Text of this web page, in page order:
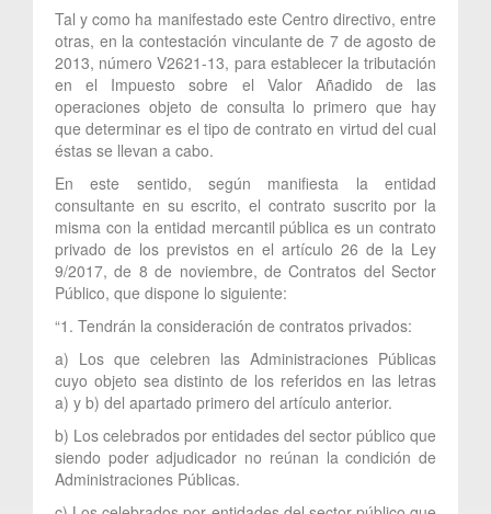
Tal y como ha manifestado este Centro directivo, entre
otras, en la contestación vinculante de 7 de agosto de
2013, número V2621-13, para establecer la tributación
en el Impuesto sobre el Valor Añadido de las
operaciones objeto de consulta lo primero que hay
que determinar es el tipo de contrato en virtud del cual
éstas se llevan a cabo.
En este sentido, según manifiesta la entidad
consultante en su escrito, el contrato suscrito por la
misma con la entidad mercantil pública es un contrato
privado de los previstos en el artículo 26 de la Ley
9/2017, de 8 de noviembre, de Contratos del Sector
Público, que dispone lo siguiente:
“1. Tendrán la consideración de contratos privados:
a) Los que celebren las Administraciones Públicas
cuyo objeto sea distinto de los referidos en las letras
a) y b) del apartado primero del artículo anterior.
b) Los celebrados por entidades del sector público que
siendo poder adjudicador no reúnan la condición de
Administraciones Públicas.